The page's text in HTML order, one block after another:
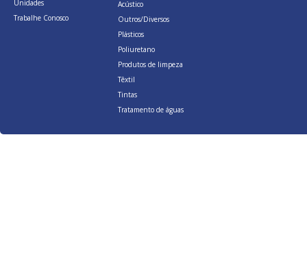
Unidades
Trabalhe Conosco
Acústico
Outros/Diversos
Plásticos
Poliuretano
Produtos de limpeza
Têxtil
Tintas
Tratamento de águas